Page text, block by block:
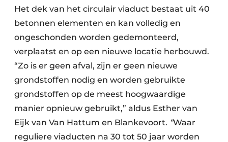
Het dek van het circulair viaduct bestaat uit 40
betonnen elementen en kan volledig en
ongeschonden worden gedemonteerd,
verplaatst en op een nieuwe locatie herbouwd.
“Zo is er geen afval, zijn er geen nieuwe
grondstoffen nodig en worden gebruikte
grondstoffen op de meest hoogwaardige
manier opnieuw gebruikt,” aldus Esther van
Eijk van Van Hattum en Blankevoort. “Waar
reguliere viaducten na 30 tot 50 jaar worden